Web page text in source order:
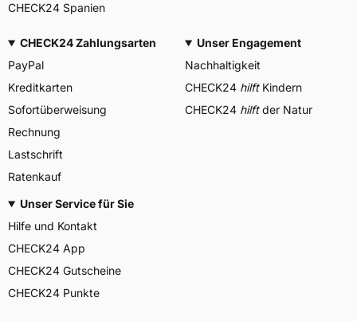
CHECK24 Spanien
CHECK24 Zahlungsarten
PayPal
Kreditkarten
Sofortüberweisung
Rechnung
Lastschrift
Ratenkauf
Unser Engagement
Nachhaltigkeit
CHECK24 hilftKindern
CHECK24 hilftder Natur
Unser Service für Sie
Hilfe und Kontakt
CHECK24 App
CHECK24 Gutscheine
CHECK24 Punkte